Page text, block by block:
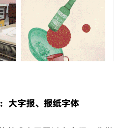
大字报、报纸字体